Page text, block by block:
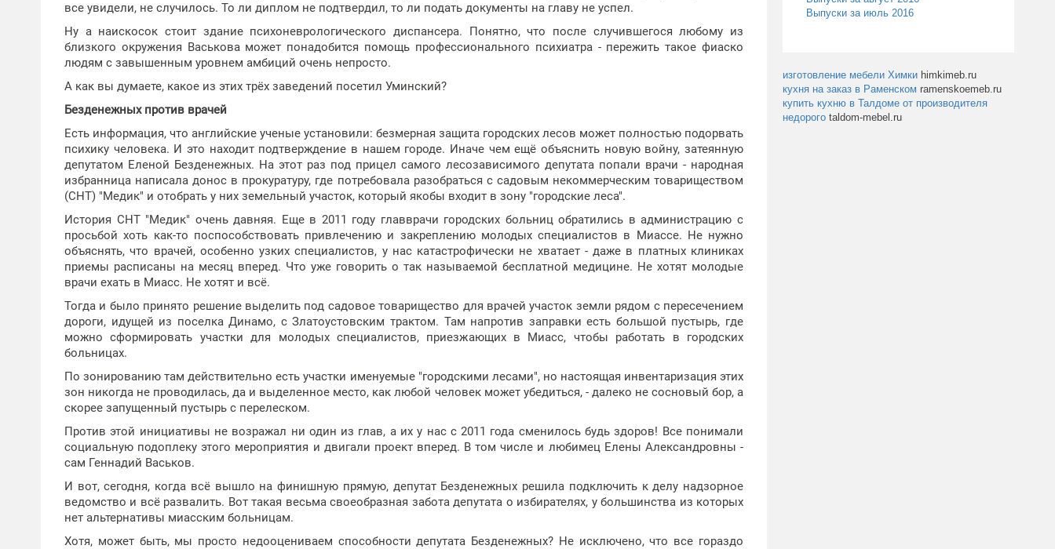
все увидели, не случилось. То ли диплом не подтвердил, то ли подать документы на главу не успел.
Ну а наискосок стоит здание психоневрологического диспансера. Понятно, что после случившегося любому из
близкого окружения Васькова может понадобится помощь профессионального психиатра - пережить такое фиаско
людям с завышенным уровнем амбиций очень непросто.
А как вы думаете, какое из этих трёх заведений посетил Уминский?
Безденежных против врачей
Есть информация, что английские ученые установили: безмерная защита городских лесов может полностью подорвать
психику человека. И это находит подтверждение в нашем городе. Иначе чем ещё объяснить новую войну, затеянную
депутатом Еленой Безденежных. На этот раз под прицел самого лесозависимого депутата попали врачи - народная
избранница написала донос в прокуратуру, где потребовала разобраться с садовым некоммерческим товариществом
(СНТ) "Медик" и отобрать у них земельный участок, который якобы входит в зону "городские леса".
История СНТ "Медик" очень давняя. Еще в 2011 году главврачи городских больниц обратились в администрацию с
просьбой хоть как-то поспособствовать привлечению и закреплению молодых специалистов в Миассе. Не нужно
объяснять, что врачей, особенно узких специалистов, у нас катастрофически не хватает - даже в платных клиниках
приемы расписаны на месяц вперед. Что уже говорить о так называемой бесплатной медицине. Не хотят молодые
врачи ехать в Миасс. Не хотят и всё.
Тогда и было принято решение выделить под садовое товарищество для врачей участок земли рядом с пересечением
дороги, идущей из поселка Динамо, с Златоустовским трактом. Там напротив заправки есть большой пустырь, где
можно сформировать участки для молодых специалистов, приезжающих в Миасс, чтобы работать в городских
больницах.
По зонированию там действительно есть участки именуемые "городскими лесами", но настоящая инвентаризация этих
зон никогда не проводилась, да и выделенное место, как любой человек может убедиться, - далеко не сосновый бор, а
скорее запущенный пустырь с перелеском.
Против этой инициативы не возражал ни один из глав, а их у нас с 2011 года сменилось будь здоров! Все понимали
социальную подоплеку этого мероприятия и двигали проект вперед. В том числе и любимец Елены Александровны -
сам Геннадий Васьков.
И вот, сегодня, когда всё вышло на финишную прямую, депутат Безденежных решила подключить к делу надзорное
ведомство и всё развалить. Вот такая весьма своеобразная забота депутата о избирателях, у большинства из которых
нет альтернативы миасским больницам.
Хотя, может быть, мы просто недооцениваем способности депутата Безденежных? Не исключено, что все гораздо
Выпуски за июль 2016
изготовление мебели Химки himkimeb.ru
кухня на заказ в Раменском ramenskoemeb.ru
купить кухню в Талдоме от производителя
недорого taldom-mebel.ru